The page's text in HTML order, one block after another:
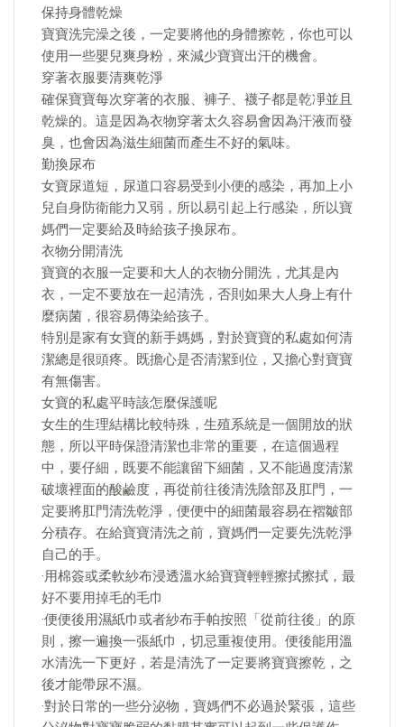
保持身體乾燥
寶寶洗完澡之後，一定要將他的身體擦乾，你也可以
使用一些嬰兒爽身粉，來減少寶寶出汗的機會。
穿著衣服要清爽乾淨
確保寶寶每次穿著的衣服、褲子、襪子都是乾凈並且
乾燥的。這是因為衣物穿著太久容易會因為汗液而發
臭，也會因為滋生細菌而產生不好的氣味。
勤換尿布
女寶尿道短，尿道口容易受到小便的感染，再加上小
兒自身防衛能力又弱，所以易引起上行感染，所以寶
媽們一定要給及時給孩子換尿布。
衣物分開清洗
寶寶的衣服一定要和大人的衣物分開洗，尤其是內
衣，一定不要放在一起清洗，否則如果大人身上有什
麼病菌，很容易傳染給孩子。
特別是家有女寶的新手媽媽，對於寶寶的私處如何清
潔總是很頭疼。既擔心是否清潔到位，又擔心對寶寶
有無傷害。
女寶的私處平時該怎麼保護呢
女生的生理結構比較特殊，生殖系統是一個開放的狀
態，所以平時保證清潔也非常的重要，在這個過程
中，要仔細，既要不能讓留下細菌，又不能過度清潔
破壞裡面的酸鹼度，再從前往後清洗陰部及肛門，一
定要將肛門清洗乾淨，便便中的細菌最容易在褶皺部
分積存。在給寶寶清洗之前，寶媽們一定要先洗乾淨
自己的手。
·用棉簽或柔軟紗布浸透溫水給寶寶輕輕擦拭擦拭，最
好不要用掉毛的毛巾
·便便後用濕紙巾或者紗布手帕按照「從前往後」的原
則，擦一遍換一張紙巾，切忌重複使用。便後能用溫
水清洗一下更好，若是清洗了一定要將寶寶擦乾，之
後才能帶尿不濕。
·對於日常的一些分泌物，寶媽們不必過於緊張，這些